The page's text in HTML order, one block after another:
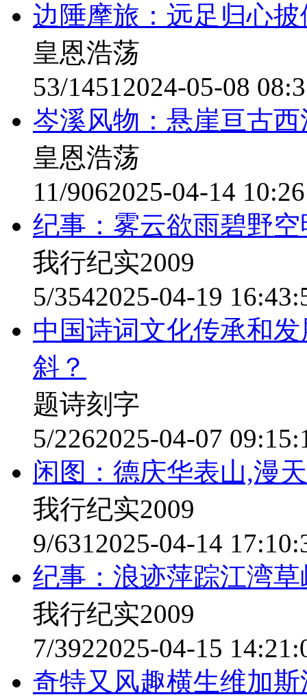
边陲摩旅：远足归心
皇恩浩荡
53/14512024-05-08
岑溪风物：悬崖亘古
皇恩浩荡
11/9062025-04-14
纪事：雾云欲雨碧野
我行纪实2009
5/3542025-04-19
中国诗词文化传承和
斜？
题诗刻字
5/2262025-04-07
闲图：德庆华表山,漫
我行纪实2009
9/6312025-04-14
纪事：浪迹萍踪江湾
我行纪实2009
7/3922025-04-15
奇特又风趣横生维加斯